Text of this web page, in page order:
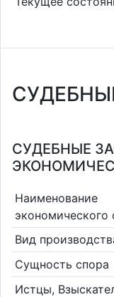
СУДЕБНЫЕ
Наименование
экономического
Вид
Сущность спора
Истцы,